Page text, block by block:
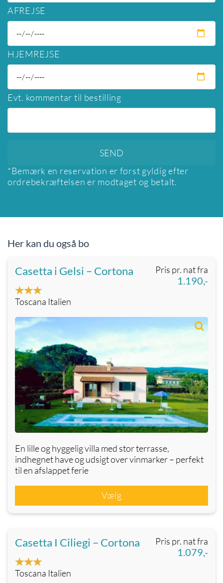
AFREJSE
HJEMREJSE
Evt. kommentar til bestilling
*Bemærk en reservation er først gyldig efter
ordrebekræftelsen er modtaget og betalt.
Her kan du også bo
Pris pr. nat fra
1.190,-
Casetta i Gelsi – Cortona
Toscana Italien
En lille og hyggelig villa med stor terrasse,
indhegnet have og udsigt over vinmarker – perfekt
til en afslappet ferie
Vælg
Pris pr. nat fra
1.079,-
Casetta I Ciliegi – Cortona
Toscana Italien